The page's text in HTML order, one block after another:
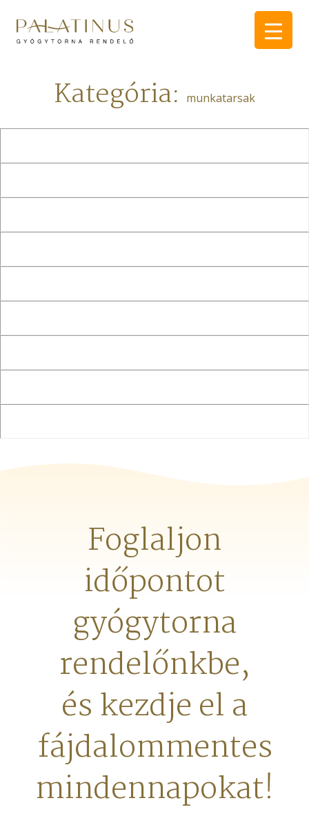
Kategória: munkatarsak
Foglaljon
időpontot
gyógytorna
rendelőnkbe,
és kezdje el a
fájdalommentes
mindennapokat!